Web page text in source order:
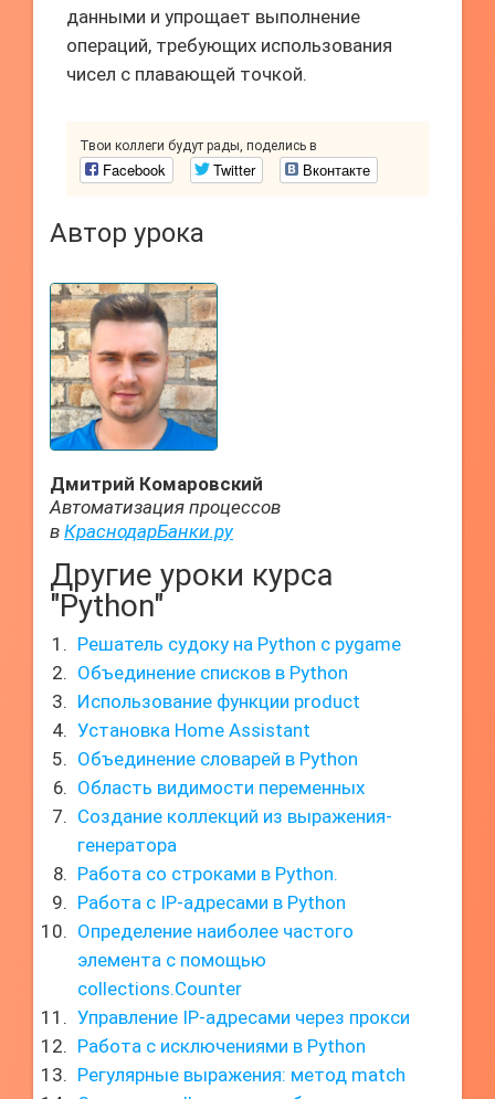
данными и упрощает выполнение
операций, требующих использования
чисел с плавающей точкой.
Твои коллеги будут рады, поделись в
Facebook Twitter Вконтакте
Автор урока
Дмитрий Комаровский
Автоматизация процессов
в КраснодарБанки.ру
Другие уроки курса
"Python"
Решатель судоку на Python с pygame
Объединение списков в Python
Использование функции product
Установка Home Assistant
Объединение словарей в Python
Область видимости переменных
Создание коллекций из выражения-
генератора
Работа со строками в Python.
Работа с IP-адресами в Python
Определение наиболее частого
элемента с помощью
collections.Counter
Управление IP-адресами через прокси
Работа с исключениями в Python
Регулярные выражения: метод match